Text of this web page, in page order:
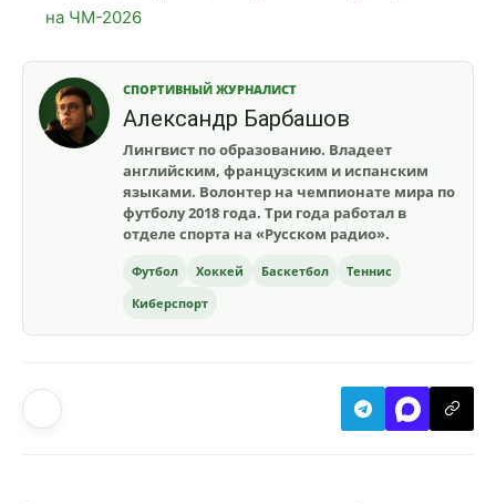
на ЧМ-2026
СПОРТИВНЫЙ ЖУРНАЛИСТ
Александр Барбашов
Лингвист по образованию. Владеет
английским, французским и испанским
языками. Волонтер на чемпионате мира по
футболу 2018 года. Три года работал в
отделе спорта на «Русском радио».
Футбол Хоккей Баскетбол
Теннис
Киберспорт